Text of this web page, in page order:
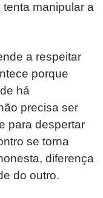
manipular a
a respeitar
porque
há
precisa ser
para despertar
se torna
diferença
do outro.